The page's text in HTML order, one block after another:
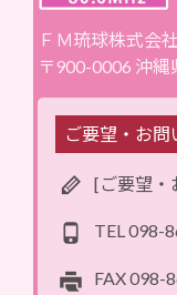
ＦＭ琉球株式会
〒900-0006 沖
ご要望・お問
[ご要望・
TEL098-
FAX098-